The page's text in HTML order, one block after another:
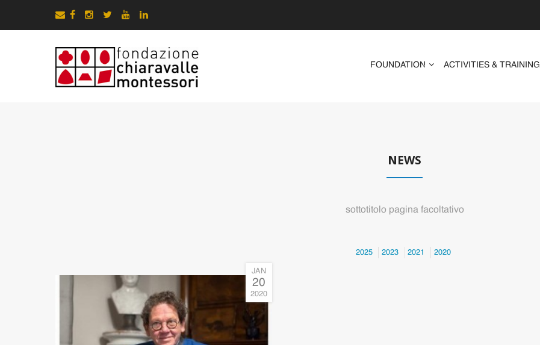
FOUNDATION ACTIVITIES & TRAINING
NEWS
sottotitolo pagina facoltativo
2025 2023 2021 2020
JAN
20
2020